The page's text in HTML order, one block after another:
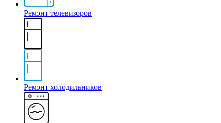
Ремонт телевизоров
Ремонт холодильников